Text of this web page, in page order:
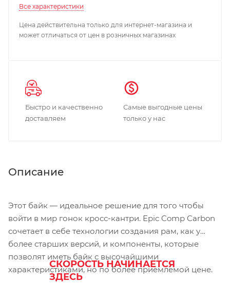
Все характеристики
Цена действительна только для интернет-магазина и
может отличаться от цен в розничных магазинах
Быстро и качественно
доставляем
Самые выгодные цены
только у нас
Описание
Этот байк — идеальное решение для того чтобы
войти в мир гонок кросс-кантри. Epic Comp Carbon
сочетает в себе технологии создания рам, как у
более старших версий, и компоненты, которые
позволят иметь байк с высочайшими
характеристиками, но по более приемлемой цене.
СКОРОСТЬ НАЧИНАЕТСЯ
ЗДЕСЬ